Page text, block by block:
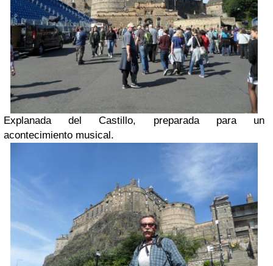
Explanada del Castillo, preparada para un
acontecimiento musical.